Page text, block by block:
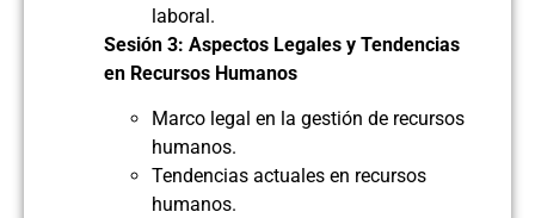
laboral.
Sesión 3: Aspectos Legales y Tendencias
en Recursos Humanos
Marco legal en la gestión de recursos
humanos.
Tendencias actuales en recursos
humanos.